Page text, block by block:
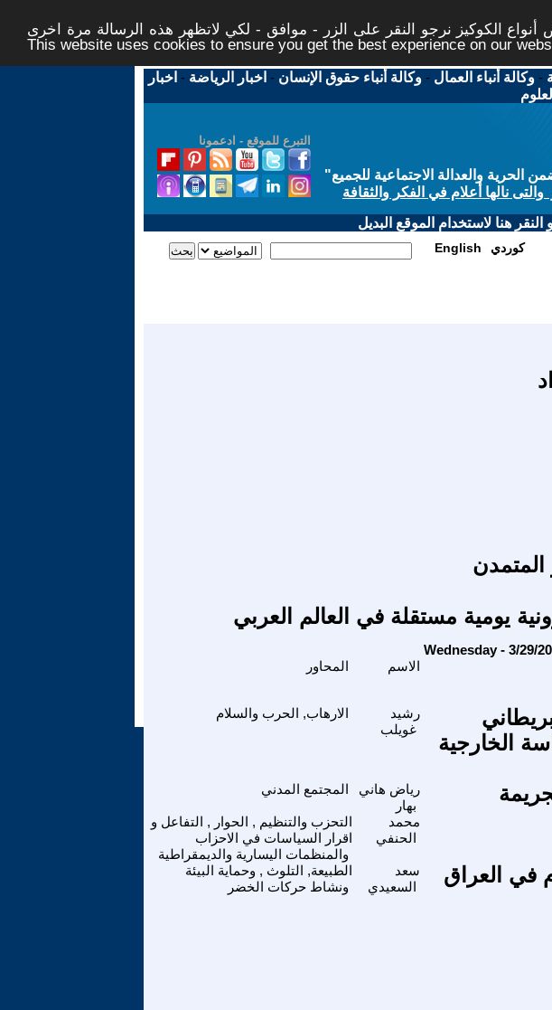
الكوكيز نرجو النقر على الزر - موافق - لكي لاتظهر هذه الرسالة مرة اخرى -
This website uses cookies to ensure you get the best experience on our
-وكالة أنباء العمال -وكالة أنباء حقوق الإنسان - اخبار الرياضة - اخبار
التبرع للموقع - ادعمونا
والعدالة الاجتماعية للجميع"
نالها أعلام في الفكر والثقافة
هنا لاستخدام الموقع البديل
English كوردي
المتمدن
يومية مستقلة في العالم العربي
الاسم
الارهاب, الحرب والسلام
رشيد
غويلب
الخارجية
المجتمع المدني
رياض هاني
بهار
التحزب والتنظيم , الحوار , التفاعل و
اقرار السياسات في الاحزاب
والمنظمات اليسارية والديمقراطية
محمد
الحنفي
الطبيعة, التلوث , وحماية البيئة
ونشاط حركات الخضر
سعد
السعيدي
في العراق